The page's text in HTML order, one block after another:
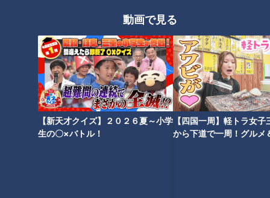
動画で見る
【新天才クイズ】２０２６夏～小学
生の〇×バトル！
【四国一周】軽トラ女子
から下道で一周！グルメ
後、2014年に番組は終了し、現在は定期的に舞台公演が開かれて
その魅力は、意外なストーリー展開や、想像を絶する結末など、台
本が無いからこそ生み出される多様なドラマ。お互いの意思が上手
く通じ合ったことで生まれた名作や意思の疎通が出来なかったこと
で生まれた快作…絶対に先がよめないハラハラドキドキ感で多くの
人の支持を得てきました。
そんなスジナシの名作・傑作選がYouTubeにて再び楽しめることに
なりました。毎週金曜20時に１話ずつ追加されていきます。是非
ご期待ください。